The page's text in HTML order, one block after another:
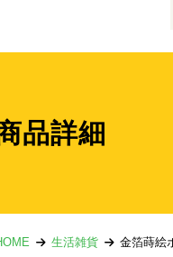
品詳細
生活雑貨 金箔蒔絵